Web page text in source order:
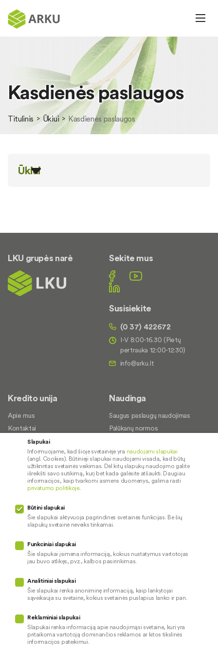
Kasdienės paslaugos
Titulinis Ūkiui Kasdienės paslaugos
Ūkiui
LKU grupės narė Sekite mus
Susisiekite
(0 37) 422672
I-V 8:00-16.30 (Pietų
pertrauka 12:00-12:30)
Kredito unija
Apie mus
Kontaktai
Karjera
Socialinė atsakomybė
Naudinga
Saugus paslaugų naudojimas
Palūkanų normos
įkainiai
Dokumentų santraukos
Diplomai
Pranešėjų apsauga
Privatumo politika
Naudojami slapukai
Pinigų plovimo prevencija
Skundų nagrinėjimas
Prieinamumo pareiškimas
Slapukai
Informuojame, kad šioje svetainėje yra naudojami slapukai
(angl. Cookies). Būtinieji slapukai naudojami visada, kad būtų
užtikrintas svetainės veikimas. Dėl kitų slapukų naudojimo galite
išreikšti savo sutikimą, kurį bet kada galėsite atšaukti. Daugiau
informacijos, kaip tvarkomi asmens duomenys, galima rasti
privatumo politikoje.
Būtini slapukai
Šie slapukai aktyvuoja pagrindines svetainės funkcijas. Be šių
slapukų svetainė neveiks tinkamai.
Funkciniai slapukai
Šie slapukai įsimena informaciją, kokius nustatymus vartotojas
jau buvo atlikęs, pvz., kalbos pasirinkimas.
Analitiniai slapukai
Šie slapukai renka anoniminę informaciją, kaip lankytojai
sąveikauja su svetaine, kokius svetainės puslapius lanko ir pan.
Reklaminiai slapukai
Slapukai renka informaciją apie naudojimąsi svetaine, kuri yra
pritaikoma vartotoją dominančios reklamos ar kitos tikslinės
informacijos pateikimui.